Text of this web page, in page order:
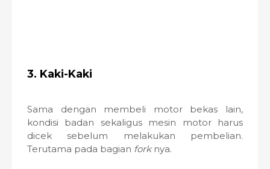
3. Kaki-Kaki
Sama dengan membeli motor bekas lain,
kondisi badan sekaligus mesin motor harus
dicek sebelum melakukan pembelian.
Terutama pada bagian fork nya.